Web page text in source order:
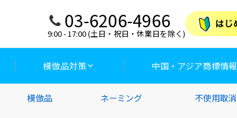
03-6206-4966
9:00 - 17:00 (土日・祝日・休業日を除く)
模倣品対策 中国・アジア商標情報
模倣品 ネーミング 不使用取消